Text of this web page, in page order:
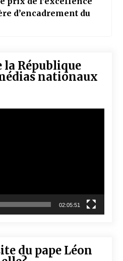
d’encadrement du
la République
nationaux
02:05:51
du pape Léon